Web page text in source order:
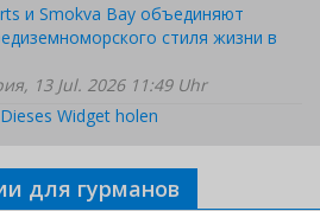
и Smokva Bay объединяют
стиля жизни в
13 Jul. 2026 11:49 Uhr
Dieses Widget holen
для гурманов